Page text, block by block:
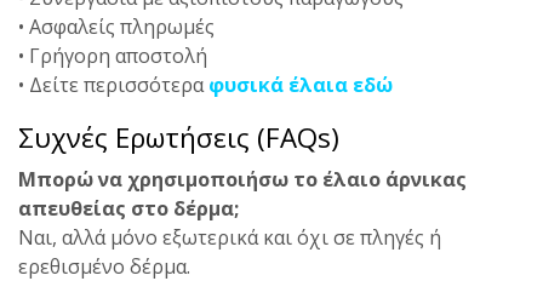
• Ασφαλείς πληρωμές
• Γρήγορη αποστολή
• Δείτε περισσότεραφυσικά έλαια εδώ
Συχνές Ερωτήσεις (FAQs)
Μπορώ να χρησιμοποιήσω το έλαιο άρνικας
απευθείας στο δέρμα;
Ναι, αλλά μόνο εξωτερικά και όχι σε πληγές ή
ερεθισμένο δέρμα.